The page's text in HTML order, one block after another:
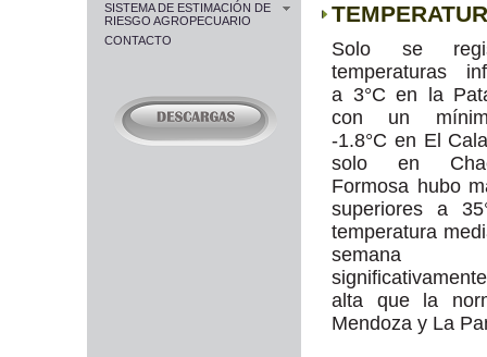
SISTEMA DE ESTIMACIÓN DE
RIESGO AGROPECUARIO
CONTACTO
Solo se
temperaturas
a 3°C en la
con un
-1.8°C en El
solo en
Formosa hubo
superiores a
temperatura
semana
alta que la
Mendoza y La